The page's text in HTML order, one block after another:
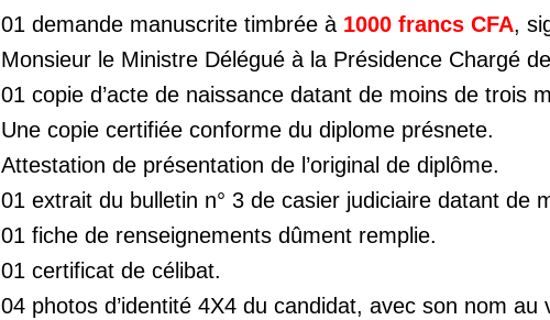
01 demande manuscrite timbrée à 1000 francs CFA,
Monsieur le Ministre Délégué à la Présidence Chargé
01 copie d’acte de naissance datant de moins de trois
Une copie certifiée conforme du diplome présnete.
Attestation de présentation de l’original de diplôme.
01 extrait du bulletin n° 3 de casier judiciaire datant de
01 fiche de renseignements dûment remplie.
01 certificat de célibat.
04 photos d’identité 4X4 du candidat, avec son nom au